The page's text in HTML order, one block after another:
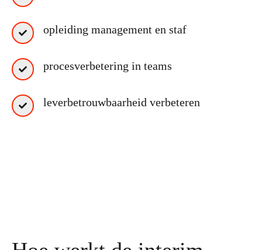
opleiding management en staf
procesverbetering in teams
leverbetrouwbaarheid verbeteren